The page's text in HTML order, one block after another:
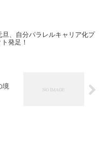
旦、自分パラレルキャリア化プ
発足！
境